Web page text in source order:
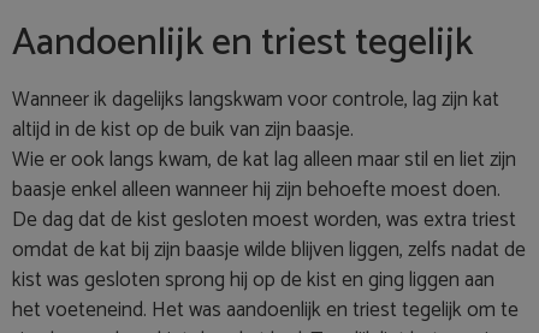
Aandoenlijk en triest tegelijk
Wanneer ik dagelijks langskwam voor controle, lag zijn kat
altijd in de kist op de buik van zijn baasje.
Wie er ook langs kwam, de kat lag alleen maar stil en liet zijn
baasje enkel alleen wanneer hij zijn behoefte moest doen.
De dag dat de kist gesloten moest worden, was extra triest
omdat de kat bij zijn baasje wilde blijven liggen, zelfs nadat de
kist was gesloten sprong hij op de kist en ging liggen aan
het voeteneind. Het was aandoenlijk en triest tegelijk om te